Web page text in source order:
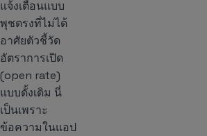
แจ้งเตือนแบบ
พุชตรงที่ไม่ได้
อาศัยตัวชี้วัด
อัตราการเปิด
(open rate)
แบบดั้งเดิม นี่
เป็นเพราะ
ข้อความในแอป